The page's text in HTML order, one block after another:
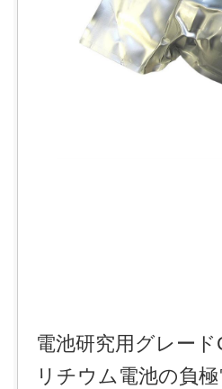
電池研究用グレー
リチウム電池の負